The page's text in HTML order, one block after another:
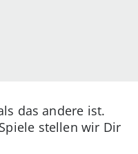
das andere ist.
stellen wir Dir